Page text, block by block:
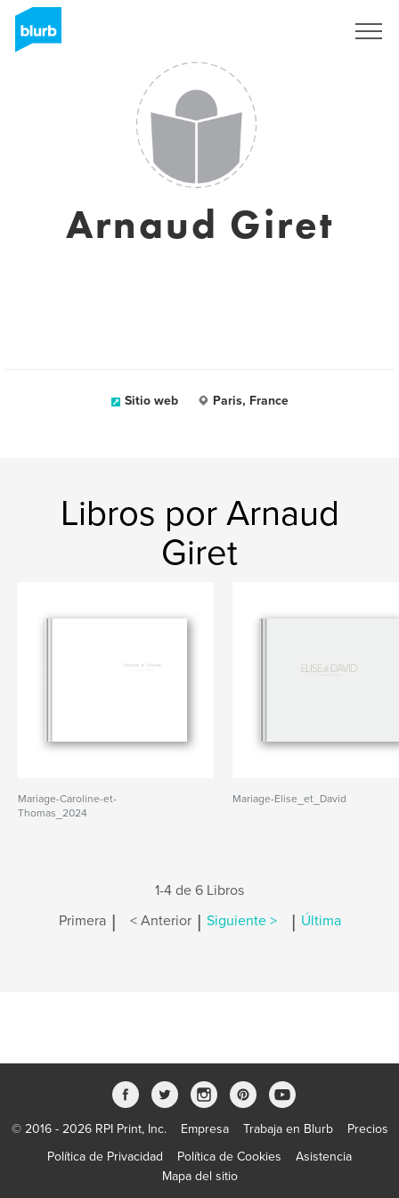
Arnaud Giret
Sitio web Paris, France
Libros por Arnaud
Giret
Mariage-Caroline-et-
Thomas_2024
Mariage-Elise_et_David
1-4 de 6 Libros
Primera | < Anterior | Siguiente > | Última
© 2016 - 2026 RPI Print, Inc. Empresa Trabaja en Blurb
Precios
Política de Privacidad
Política de Cookies
Asistencia
Mapa del sitio